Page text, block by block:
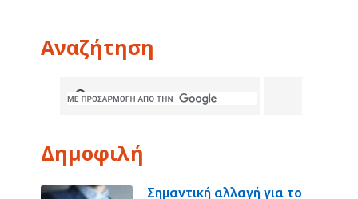
Αναζήτηση
Δημοφιλή
Σημαντική αλλαγή για το